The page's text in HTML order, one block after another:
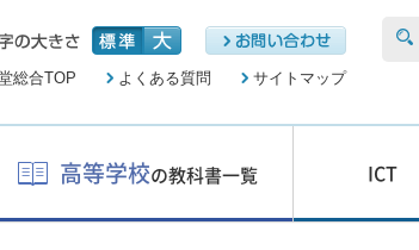
総合TOP よくある質問 サイトマップ
高等学校の教科書一覧 ICT